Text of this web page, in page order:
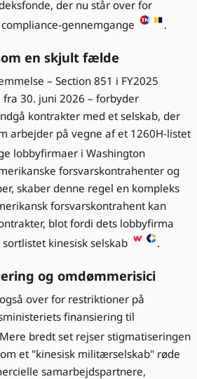
der nu står over for
gennemgange
.
en skjult fælde
– Section 851 i FY2025
30. juni 2026 – forbyder
kontrakter med et selskab, der
arbejder på vegne af et 1260H-listet
lobbyfirmaer i Washington
forsvarskontrahenter og
skaber denne regel en kompleks
forsvarskontrahent kan
blot fordi dets lobbyfirma
kinesisk selskab
.
og omdømmerisici
over for restriktioner på
finansiering til
bredt set rejser stigmatiseringen
et "kinesisk militærselskab" røde
samarbejdspartnere,